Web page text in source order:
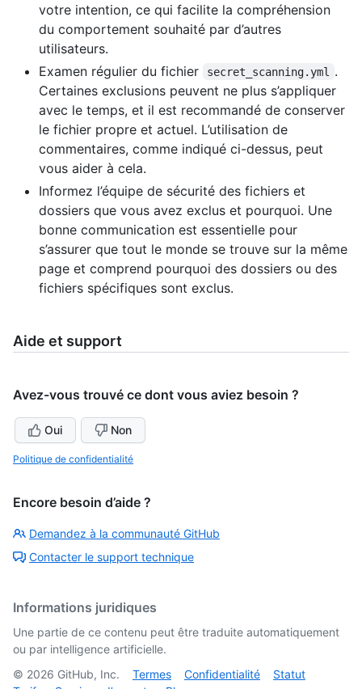
votre intention, ce qui facilite la compréhension
du comportement souhaité par d’autres
utilisateurs.
Examen régulier du fichier
secret_scanning.yml
.
Certaines exclusions peuvent ne plus s’appliquer
avec le temps, et il est recommandé de conserver
le fichier propre et actuel. L’utilisation de
commentaires, comme indiqué ci-dessus, peut
vous aider à cela.
Informez l’équipe de sécurité des fichiers et
dossiers que vous avez exclus et pourquoi. Une
bonne communication est essentielle pour
s’assurer que tout le monde se trouve sur la même
page et comprend pourquoi des dossiers ou des
fichiers spécifiques sont exclus.
Aide et support
Avez-vous trouvé ce dont vous aviez besoin ?
Oui Non
Politique de confidentialité
Encore besoin d’aide ?
Demandez à la communauté GitHub
Contacter le support technique
Informations juridiques
Une partie de ce contenu peut être traduite automatiquement
ou par intelligence artificielle.
© 2026 GitHub, Inc. Termes Confidentialité
Statut